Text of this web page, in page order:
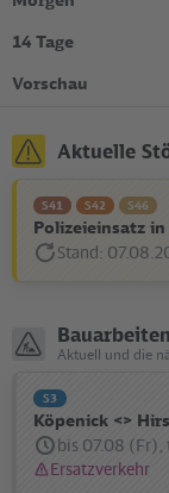
14 Tage
Vorschau
Aktuelle
S41 S42 S46
Polizeieinsatz
Stand:
Disturbance
Bauarbeiten
Aktuell und die
S3
Köpenick <>
bis 07.08 (Fr),
Statusmeldung:
Ersatzverkehr